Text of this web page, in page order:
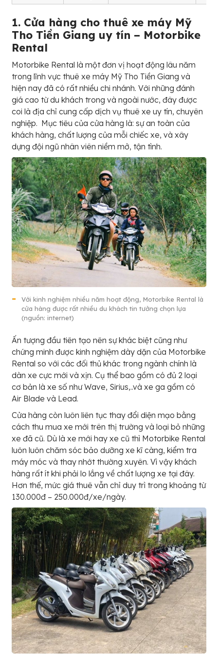
1. Cửa hàng cho thuê xe máy Mỹ
Tho Tiền Giang uy tín – Motorbike
Rental
Motorbike Rental là một đơn vị hoạt động lâu năm
trong lĩnh vực thuê xe máy Mỹ Tho Tiền Giang và
hiện nay đã có rất nhiều chi nhánh. Với những đánh
giá cao từ du khách trong và ngoài nước, đây được
coi là địa chỉ cung cấp dịch vụ thuê xe uy tín, chuyên
nghiệp. Mục tiêu của cửa hàng là: sự an toàn của
khách hàng, chất lượng của mỗi chiếc xe, và xây
dựng đội ngũ nhân viên niềm mở, tận tình.
Với kinh nghiệm nhiều năm hoạt động, Motorbike Rental là
cửa hàng được rất nhiều du khách tin tưởng chọn lựa
(nguồn: internet)
Ấn tượng đầu tiên tạo nên sự khác biệt cũng như
chứng minh được kinh nghiệm dày dặn của Motorbike
Rental so với các đối thủ khác trong ngành chính là
dàn xe cực mới và xịn. Cụ thể bao gồm có đủ 2 loại
cơ bản là xe số như Wave, Sirius,..và xe ga gồm có
Air Blade và Lead.
Cửa hàng còn luôn liên tục thay đổi diện mạo bằng
cách thu mua xe mới trên thị trường và loại bỏ những
xe đã cũ. Dù là xe mới hay xe cũ thì Motorbike Rental
luôn luôn chăm sóc bảo dưỡng xe kĩ càng, kiểm tra
máy móc và thay nhớt thường xuyên. Vì vậy khách
hàng rất ít khi phải lo lắng về chất lượng xe tại đây.
Hơn thế, mức giá thuê vẫn chỉ duy trì trong khoảng từ
130.000đ – 250.000đ/xe/ngày.